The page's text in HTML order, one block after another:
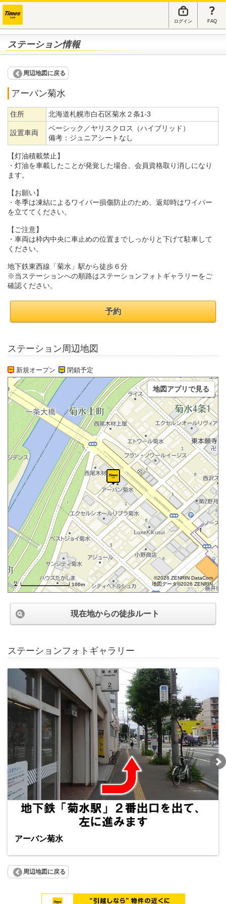
ログイン FAQ
ステーション情報
周辺地図に戻る
アーバン菊水
住所 北海道札幌市白石区菊水２条1-3
設置車両
ベーシック／ヤリスクロス（ハイブリッド）
備考： ジュニアシートなし
【灯油積載禁止】
・灯油を車載したことが発覚した場合、会員資格取り消しになり
ます。
【お願い】
・冬季は凍結によるワイパー損傷防止のため、返却時はワイパー
を立ててください。
【ご注意】
・車両は枠内中央に車止めの位置までしっかりと下げて駐車して
ください。
地下鉄東西線「菊水」駅から徒歩６分
※当ステーションへの順路はステーションフォトギャラリーをご
確認ください。
予約
ステーション周辺地図
新規オープン 閉鎖予定
100m
©2026 ZENRIN DataCom
地図データ©2026 ZENRIN
地図アプリで見る
現在地からの徒歩ルート
ステーションフォトギャラリー
アーバン菊水
周辺地図に戻る